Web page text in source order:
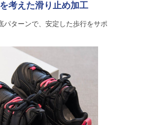
考えた滑り止め加工
パターンで、安定した歩行をサポ